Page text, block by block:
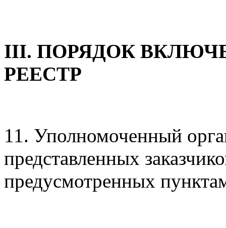
III. ПОРЯДОК
РЕЕСТР
11. Уполномоченный
представленных
предусмотренных